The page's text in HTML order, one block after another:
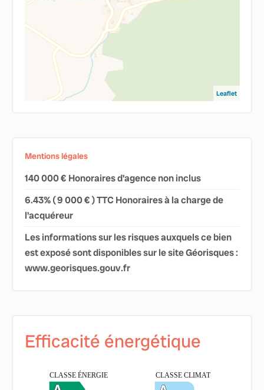
Leaflet
Mentions légales
140 000 € Honoraires d'agence non inclus
6.43% ( 9 000 € ) TTC Honoraires à la charge de
l'acquéreur
Les informations sur les risques auxquels ce bien
est exposé sont disponibles sur le site Géorisques :
www.georisques.gouv.fr
Efficacité énergétique